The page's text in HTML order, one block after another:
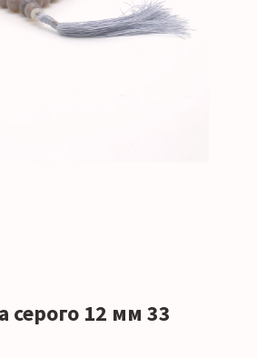
серого 12 мм 33